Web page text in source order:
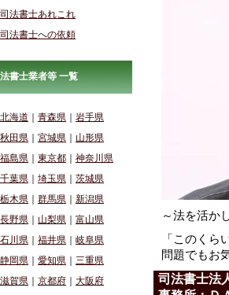
～法を活か
「このくら
問題でもお
司法書士法
司法書士あれこれ
司法書士への依頼
書士業者等 一覧
北海道 青森県
岩手県
秋田県
宮城県
山形県
福島県
東京都
神奈川県
千葉県
埼玉県
茨城県
栃木県
群馬県
新潟県
長野県
山梨県
富山県
石川県
福井県
岐阜県
静岡県
愛知県
三重県
滋賀県
京都府
大阪府